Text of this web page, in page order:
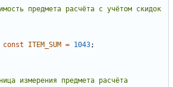
const ITEM_SUM = 1043;